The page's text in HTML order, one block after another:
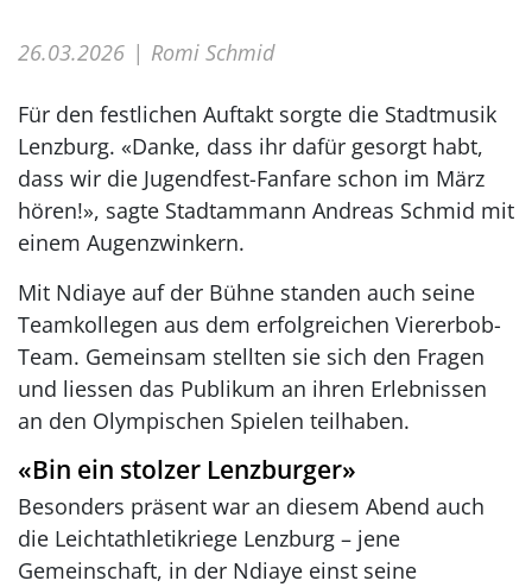
26.03.2026 Romi Schmid
Für den festlichen Auftakt sorgte die Stadtmusik
Lenzburg. «Danke, dass ihr dafür gesorgt habt,
dass wir die Jugendfest-Fanfare schon im März
hören!», sagte Stadtammann Andreas Schmid mit
einem Augenzwinkern.
Mit Ndiaye auf der Bühne standen auch seine
Teamkollegen aus dem erfolgreichen Viererbob-
Team. Gemeinsam stellten sie sich den Fragen
und liessen das Publikum an ihren Erlebnissen
an den Olympischen Spielen teilhaben.
«Bin ein stolzer Lenzburger»
Besonders präsent war an diesem Abend auch
die Leichtathletikriege Lenzburg – jene
Gemeinschaft, in der Ndiaye einst seine